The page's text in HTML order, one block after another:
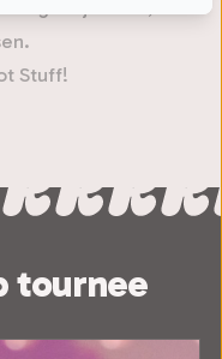
Stuff!
tournee